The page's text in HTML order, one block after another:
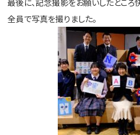
全員で写真を撮りました。